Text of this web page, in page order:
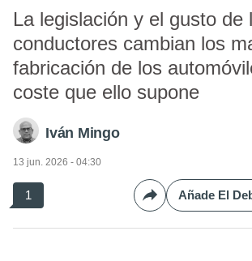
La legislación y el gusto de
conductores cambian los
fabricación de los
coste que ello supone
Iván Mingo
13 jun. 2026 - 04:30
1 Compartir
Añade El